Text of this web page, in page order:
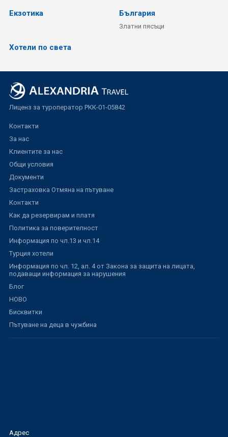
Екзотика България
Златни пясъци
Хотели по света
Лиценз за туроператор РКК-01-05842
Контакти
За нас
Клиентите за нас
Общи условия
Документи
Застраховка Отмяна на пътуване
Контакти
Как да резервирам и платя
Политика за поверителност
Информация по чл.13 и чл.14
Турция хотели
Информация по чл. 12, ал. 4 от Закона за защита на лицата,
подаващи информация за нарушения
Блог
НОВО
Бисквитки
Пътуване на деца в чужбина
Адрес